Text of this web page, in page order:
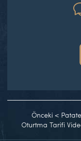
Önceki <
Oturtma Tarifi